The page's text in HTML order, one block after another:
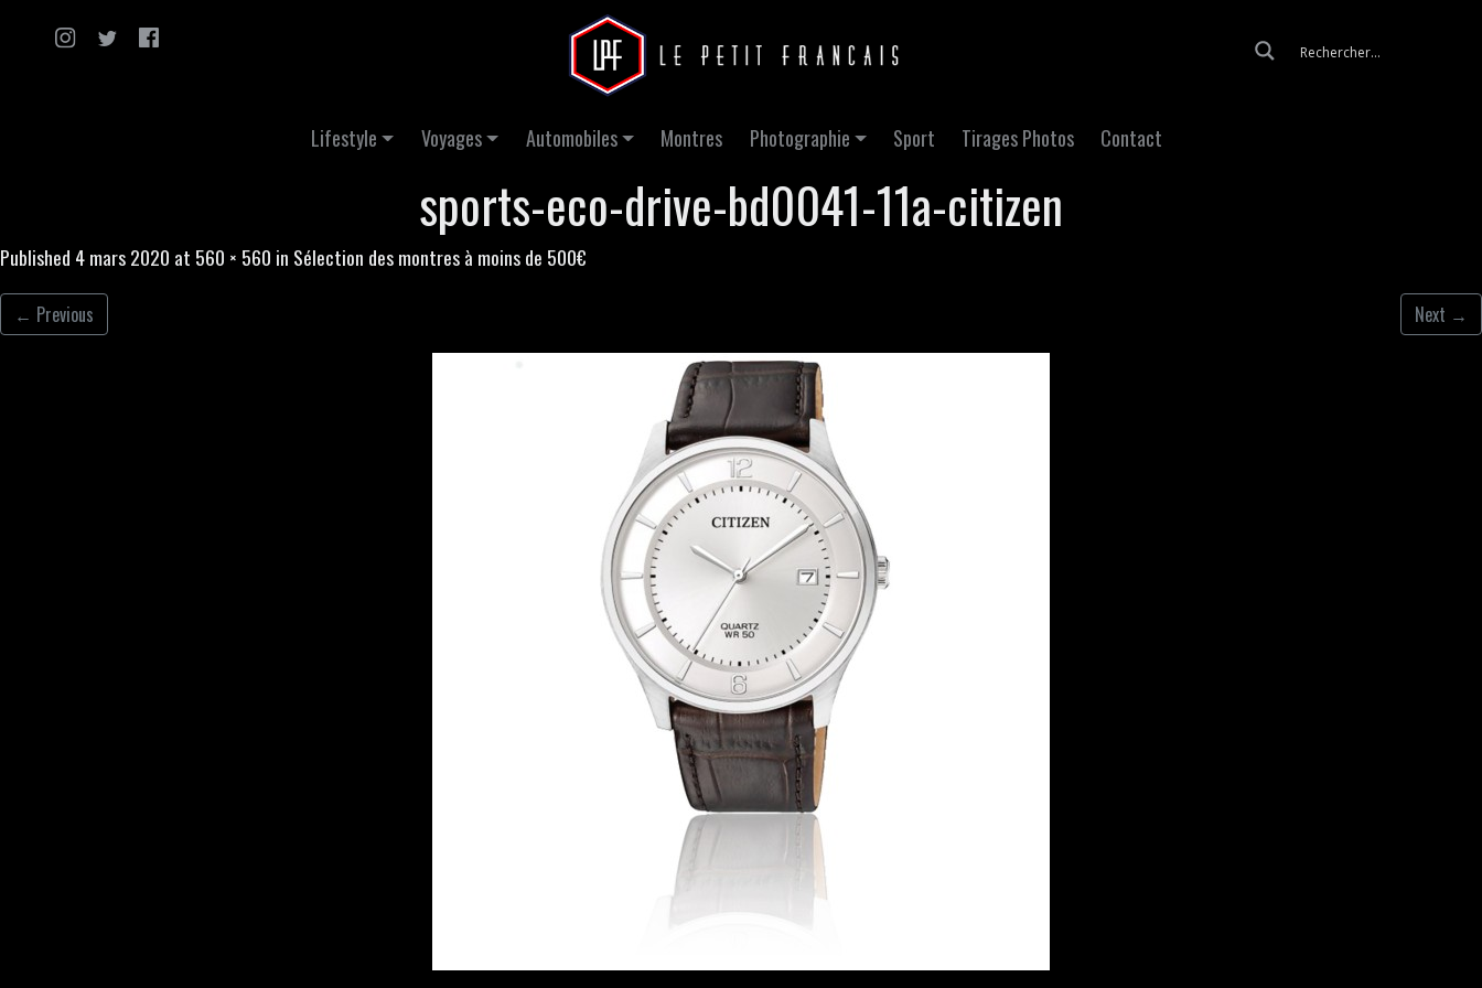
Lifestyle Voyages Automobiles Montres Photographie Sport Tirages Photos Contact
sports-eco-drive-bd0041-11a-citizen
Published 4 mars 2020 at 560 × 560 in Sélection des montres à moins de 500€
← Previous Next →